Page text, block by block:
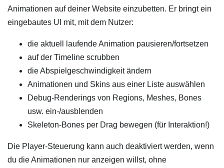
Animationen auf deiner Website einzubetten. Er bringt ein
eingebautes UI mit, mit dem Nutzer:
die aktuell laufende Animation pausieren/fortsetzen
auf der Timeline scrubben
die Abspielgeschwindigkeit ändern
Animationen und Skins aus einer Liste auswählen
Debug-Renderings von Regions, Meshes, Bones
usw. ein-/ausblenden
Skeleton-Bones per Drag bewegen (für Interaktion!)
Die Player-Steuerung kann auch deaktiviert werden, wenn
du die Animationen nur anzeigen willst, ohne